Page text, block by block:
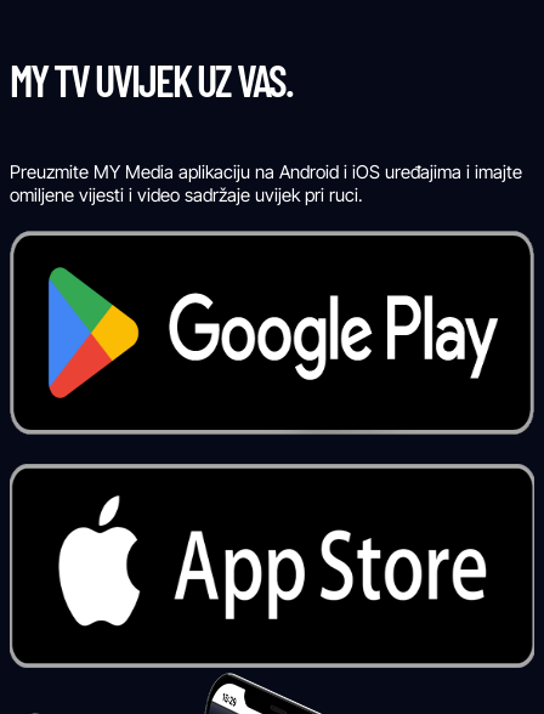
MY TV UVIJEK UZ VAS.
Preuzmite MY Media aplikaciju na Android i iOS uređajima i imajte
omiljene vijesti i video sadržaje uvijek pri ruci.